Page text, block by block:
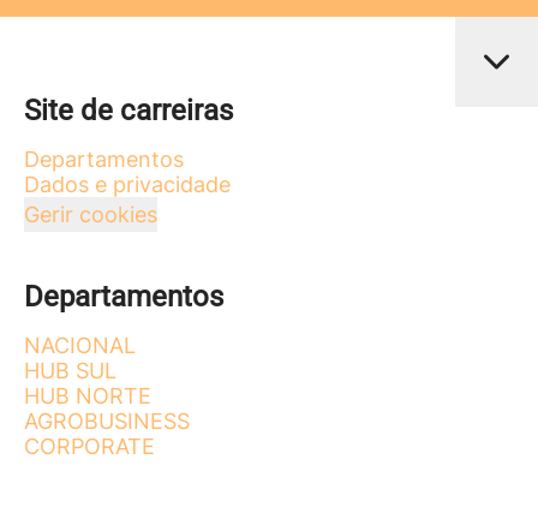
Site de carreiras
Departamentos
Dados e privacidade
Gerir cookies
Departamentos
NACIONAL
HUB SUL
HUB NORTE
AGROBUSINESS
CORPORATE